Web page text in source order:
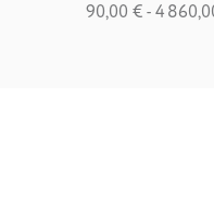
90,00 € - 4